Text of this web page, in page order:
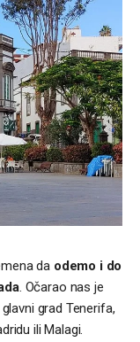
daodemo i do
. Očarao nas je
grad Tenerifa,
ili Malagi.